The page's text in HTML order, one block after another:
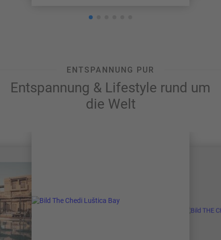
ENTSPANNUNG PUR
Entspannung & Lifestyle rund um
die Welt